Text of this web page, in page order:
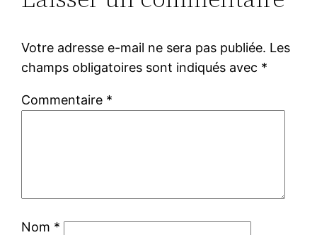
Votre adresse e-mail ne sera pas publiée. Les
champs obligatoires sont indiqués avec *
Commentaire *
Nom *